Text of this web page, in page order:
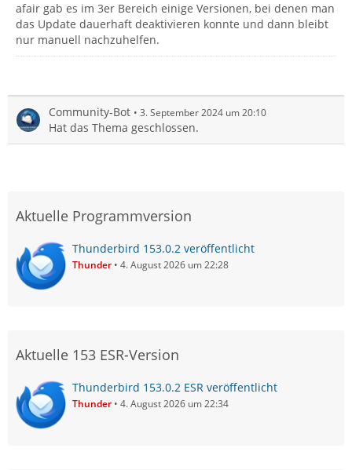
afair gab es im 3er Bereich einige Versionen, bei denen man
das Update dauerhaft deaktivieren konnte und dann bleibt
nur manuell nachzuhelfen.
Community-Bot 3. September 2024 um 20:10
Hat das Thema geschlossen.
Aktuelle Programmversion
Thunderbird 153.0.2 veröffentlicht
Thunder 4. August 2026 um 22:28
Aktuelle 153 ESR-Version
Thunderbird 153.0.2 ESR veröffentlicht
Thunder 4. August 2026 um 22:34